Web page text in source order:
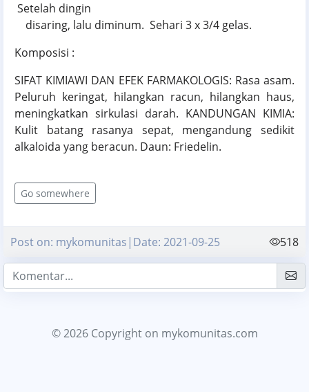
Setelah dingin
disaring, lalu diminum. Sehari 3 x 3/4 gelas.
Komposisi :
SIFAT KIMIAWI DAN EFEK FARMAKOLOGIS: Rasa asam.
Peluruh keringat, hilangkan racun, hilangkan haus,
meningkatkan sirkulasi darah. KANDUNGAN KIMIA:
Kulit batang rasanya sepat, mengandung sedikit
alkaloida yang beracun. Daun: Friedelin.
Go somewhere
Post on: mykomunitas|Date: 2021-09-25 518
© 2026 Copyright on mykomunitas.com